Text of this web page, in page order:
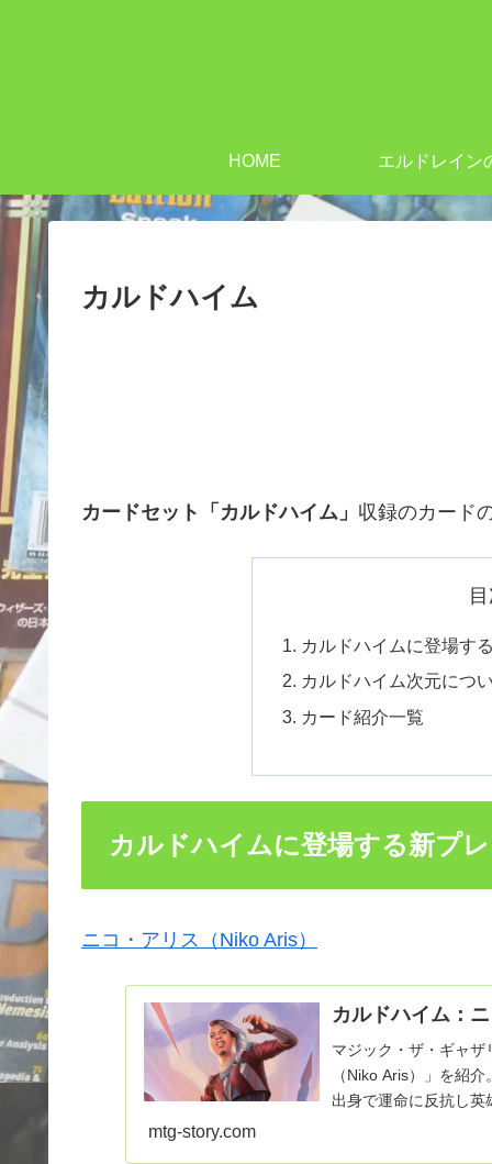
HOME エルドレイン
カルドハイム
カードセット「カルドハイム」 収録のカード
カルドハイムに登場す
カルドハイム次元につ
カード紹介一覧
カルドハイムに登場する新プ
ニコ・アリス（Niko Aris）
カルドハイム：
マジック・ザ・ギャ
（Niko Aris）」を紹
出身で運命に反抗し
mtg-story.com